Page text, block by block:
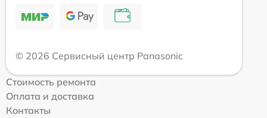
© 2026 Сервисный центр Panasonic
Стоимость ремонта
Оплата и доставка
Контакты